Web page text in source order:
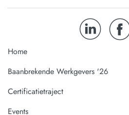
Home
Baanbrekende Werkgevers '26
Certificatietraject
Events